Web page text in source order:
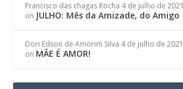
Francisco das chagas Rocha 4 de julho de 2021
on JULHO: Mês da Amizade, do Amigo
Dori Edson de Amorim Silva 4 de julho de 2021
on MÃE É AMOR!